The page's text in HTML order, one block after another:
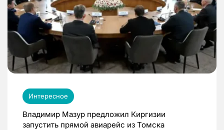
Интересное
Владимир Мазур предложил Киргизии
запустить прямой авиарейс из Томска